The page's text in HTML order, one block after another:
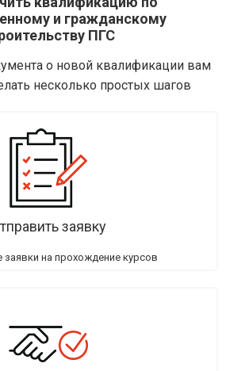
и гражданскому
ПГС
о новой квалификации вам
несколько простых шагов
заявку
на прохождение курсов